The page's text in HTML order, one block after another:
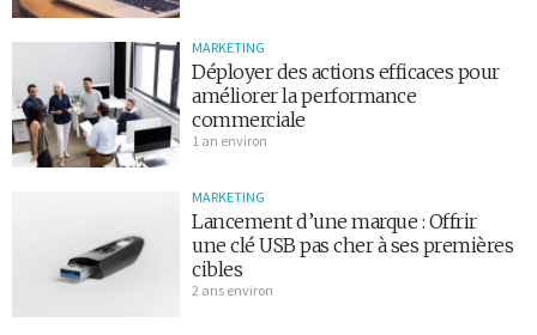
MARKETING
Déployer des actions efficaces pour
améliorer la performance
commerciale
1 an environ
MARKETING
Lancement d’une marque : Offrir
une clé USB pas cher à ses premières
cibles
2 ans environ